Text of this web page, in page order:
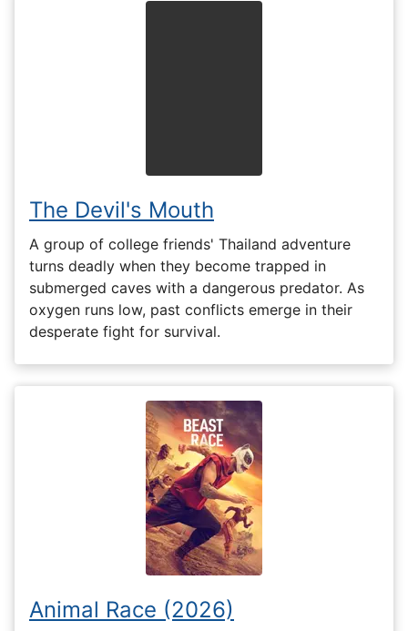
The Devil's Mouth
A group of college friends' Thailand adventure
turns deadly when they become trapped in
submerged caves with a dangerous predator. As
oxygen runs low, past conflicts emerge in their
desperate fight for survival.
Animal Race (2026)